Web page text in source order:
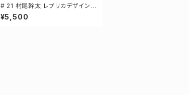
# 21 村尾幹太 レプリカデザイン
3カラー 選手還元 ベースボールシ
ャツ S-XXLサイズ 598201
¥5,500